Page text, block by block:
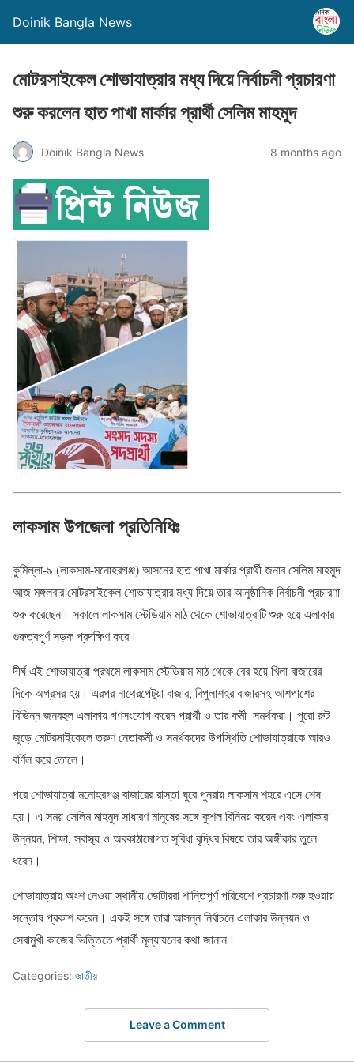
Doinik Bangla News
মোটরসাইকেল শোভাযাত্রার মধ্য দিয়ে নির্বাচনী প্রচারণা
শুরু করলেন হাত পাখা মার্কার প্রার্থী সেলিম মাহমুদ
Doinik Bangla News 8 months ago
লাকসাম উপজেলা প্রতিনিধিঃ
কুমিল্লা-৯ (লাকসাম-মনোহরগঞ্জ) আসনের হাত পাখা মার্কার প্রার্থী জনাব সেলিম মাহমুদ
আজ মঙ্গলবার মোটরসাইকেল শোভাযাত্রার মধ্য দিয়ে তার আনুষ্ঠানিক নির্বাচনী প্রচারণা
শুরু করেছেন। সকালে লাকসাম স্টেডিয়াম মাঠ থেকে শোভাযাত্রাটি শুরু হয়ে এলাকার
গুরুত্বপূর্ণ সড়ক প্রদক্ষিণ করে।
দীর্ঘ এই শোভাযাত্রা প্রথমে লাকসাম স্টেডিয়াম মাঠ থেকে বের হয়ে খিলা বাজারের
দিকে অগ্রসর হয়। এরপর নাথেরপেটুয়া বাজার, বিপুলাশহর বাজারসহ আশপাশের
বিভিন্ন জনবহুল এলাকায় গণসংযোগ করেন প্রার্থী ও তার কর্মী–সমর্থকরা। পুরো রুট
জুড়ে মোটরসাইকেলে তরুণ নেতাকর্মী ও সমর্থকদের উপস্থিতি শোভাযাত্রাকে আরও
বর্ণিল করে তোলে।
পরে শোভাযাত্রা মনোহরগঞ্জ বাজারের রাস্তা ঘুরে পুনরায় লাকসাম শহরে এসে শেষ
হয়। এ সময় সেলিম মাহমুদ সাধারণ মানুষের সঙ্গে কুশল বিনিময় করেন এবং এলাকার
উন্নয়ন, শিক্ষা, স্বাস্থ্য ও অবকাঠামোগত সুবিধা বৃদ্ধির বিষয়ে তার অঙ্গীকার তুলে
ধরেন।
শোভাযাত্রায় অংশ নেওয়া স্থানীয় ভোটাররা শান্তিপূর্ণ পরিবেশে প্রচারণা শুরু হওয়ায়
সন্তোষ প্রকাশ করেন। একই সঙ্গে তারা আসন্ন নির্বাচনে এলাকার উন্নয়ন ও
সেবামুখী কাজের ভিত্তিতে প্রার্থী মূল্যায়নের কথা জানান।
Categories: জাতীয়
Leave a Comment